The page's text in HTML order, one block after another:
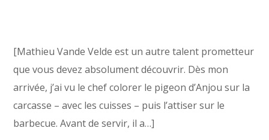
[Mathieu Vande Velde est un autre talent prometteur
que vous devez absolument découvrir. Dès mon
arrivée, j’ai vu le chef colorer le pigeon d’Anjou sur la
carcasse – avec les cuisses – puis l’attiser sur le
barbecue. Avant de servir, il a…]